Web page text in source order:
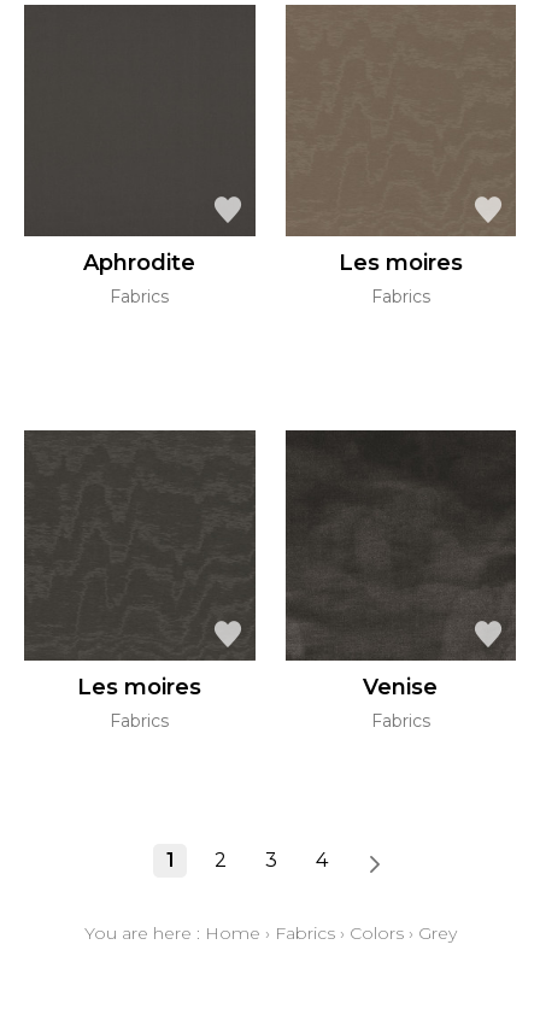
Aphrodite
Fabrics
Les moires
Fabrics
Les moires
Fabrics
Venise
Fabrics
1 2 3 4
You are here : Home › Fabrics› Colors› Grey